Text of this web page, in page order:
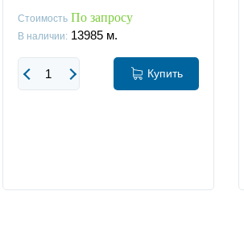
СтоимостьПо запросу
В наличии:13985 м.
Купить